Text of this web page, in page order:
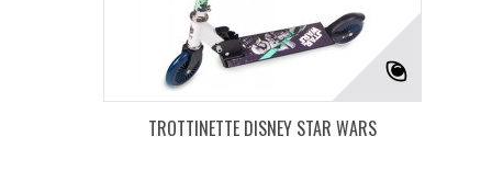
TROTTINETTE DISNEY STAR WARS